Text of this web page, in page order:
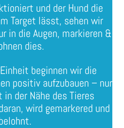
und der Hund die
Target lässt, sehen wir
in die Augen, markieren &
dies.
beginnen wir die
positiv aufzubauen – nur
in der Nähe des Tieres
wird gemarkered und